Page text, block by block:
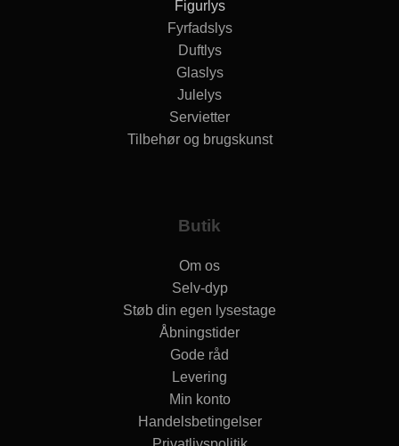
Figurlys
Fyrfadslys
Duftlys
Glaslys
Julelys
Servietter
Tilbehør og brugskunst
Butik
Om os
Selv-dyp
Støb din egen lysestage
Åbningstider
Gode råd
Levering
Min konto
Handelsbetingelser